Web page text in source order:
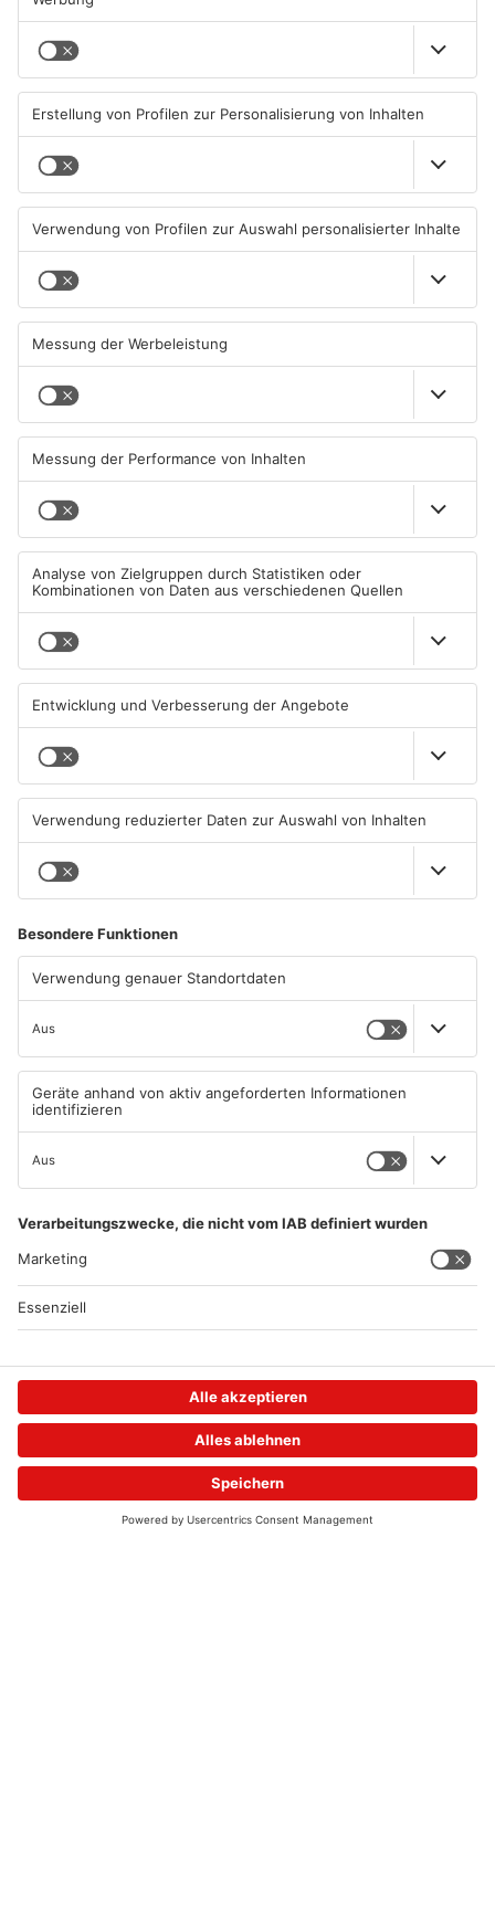
Wohnhausbrand in Maintal:
Zwei Menschen verletzt
KINZIG-KREIS
Einbruch ins Seligenstädter
Jugendzentrum scheitert
Gemeinde TV Sulzbach: Die
Neuigkeiten im August
06.08.2026, 13:00 UHR IN
GEMEINDE TV
TOPNEWS
Neue Baugrundstücke für
junge Familien in
Heimbuchenthal?
Feuerwehreinsatz in
verursacht Feldbrand
DARMSTADT-DIEBURG
Hanau
06.08.2026, 11:33 UHR IN MAIN-